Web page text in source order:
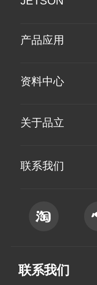
产品应用
资料中心
关于品立
联系我们
联系我们